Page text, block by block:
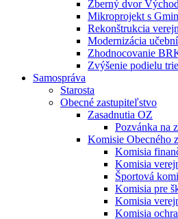
Zberný dvor
Mikroprojekt s
Rekonštrukcia
Modernizácia
Zhodnocovanie
Zvýšenie podielu
Samospráva
Starosta
Obecné zastupiteľstvo
Zasadnutia OZ
Pozvánka na
Komisie Obecného
Komisia
Komisia
Športová
Komisia pre
Komisia
Komisia